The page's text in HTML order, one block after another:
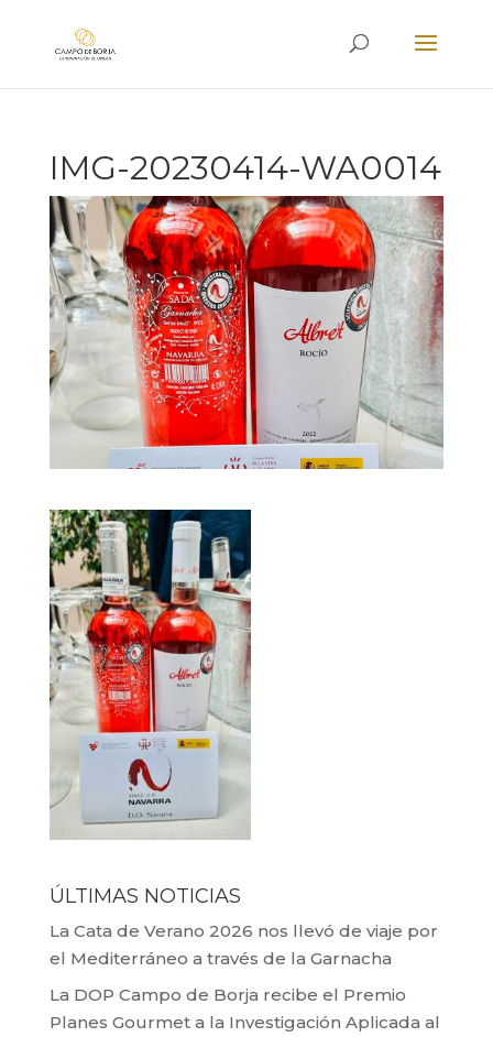
IMG-20230414-WA0014
ÚLTIMAS NOTICIAS
La Cata de Verano 2026 nos llevó de viaje por
el Mediterráneo a través de la Garnacha
La DOP Campo de Borja recibe el Premio
Planes Gourmet a la Investigación Aplicada al